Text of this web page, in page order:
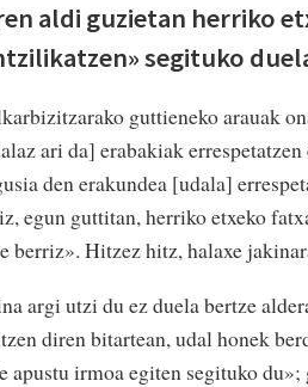
aldi guzietan herriko
segituko
guttieneko arauak
ari da] erabakiak
den erakundea [udala]
egun guttitan, herriko etxeko
berriz». Hitzez hitz, halaxe
argi utzi du ez duela bertze
diren bitartean, udal honek
apustu irmoa egiten segituko